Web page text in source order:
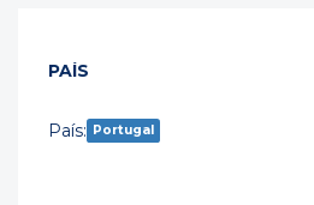
PAÍS
País: Portugal